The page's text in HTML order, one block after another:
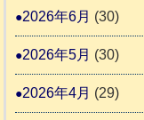
2026年6月 (30)
2026年5月 (30)
2026年4月 (29)